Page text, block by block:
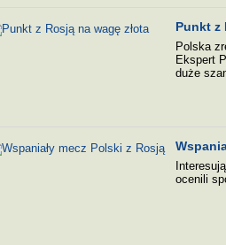
Punkt z
Polska
Ekspert
duże
ocenili